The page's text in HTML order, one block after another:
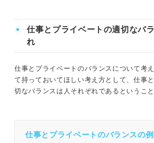
仕事とプライベートの適切なバ
れ
仕事とプライベートのバランスについて考
て持っておいてほしい考え方として、仕事
切なバランスは人それぞれであるということ
仕事とプライベートのバランスの例
⑦帰宅後すぐにお風呂に浸かる
⑨仕事専用の場所や道具をつくる
実際どうやって仕事とプライベートを
先輩社会人の経験談！